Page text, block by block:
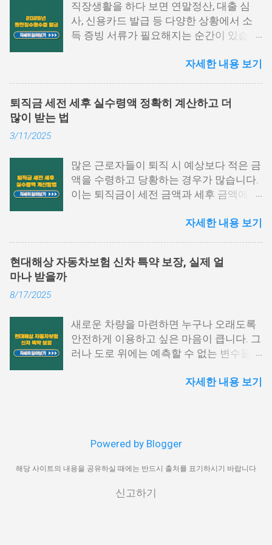
직장생활을 하다 보면 연말정산, 대출 심
사, 신용카드 발급 등 다양한 상황에서 소
득 증빙 서류가 필요해지는 순간이 있습니
년간의 급여와 세금 납부 내역을 한눈에 확
하는지, 어디에서 발급이 가능한지 막막하
국세청 홈택스에서 발급하는 방법 2. 모바
일 손택스 앱 이용법 3. 회사, 세무서에서도
발급 가능 4. 자주 묻는 질문 5. 맺음말 1.
수영수증 발급방법 중 가장 많이 활용되는
경로는 바로 국세청 홈택스입니다. 인증서
로그인만으로도 간단하게 발급받을 수 있
으며, PC 환경에서 활용도가 높습니다. 아
(카카오, PASS 등)을 통해 로그인합니다.
My홈택스 메뉴 선택 상단 메뉴에서 ‘My홈
택스’를 클릭하고 ‘연말정산 · 지급명세
인 ‘지급명세서 등 제출내역’을 눌러 해당
PDF 파일로 저장이 가능합니다. 보안 프로
보안 모듈 설치가 필요할 수 있으므로, 브
라우저 환경 설정을 미리 확인해 주세요.
홈택스에서의 발급은 가장 신뢰도 높은 방
자세한 내용 보기
퇴직금 세전 세후 실수령액 정확히 계산하고 더
많이 받는 법
3/11/2025
많은 근로자들이 퇴직 시 예상보다 적은 금
액을 수령하고 당황하는 경우가 많습니다.
이는 퇴직금이 세전 금액과 세후 금액에서
세후 실수령액 계산 방법을 정확히 이해하
니다. 이번 글에서는 퇴직금 계산법, 세금
기준으로 계산됩니다. 퇴직금 세전 세후
실수령액 계산 방법을 이해하려면, 먼저 세
전 기준으로 퇴직금을 산출해야 합니다. 1.
과 같습니다. 퇴직금=1일평균임금×30일
2. 평균임금 산정 방법 1일평균임금=(퇴직
예를 들어, 최근 3개월간 월급이 400만 원
이고, 연차수당과 상여금을 포함해 총
1,500만 원을 받은 경우를 가정하면, 1,500
자세한 내용 보기
현대해상 자동차보험 신차 특약 보장, 실제 얼
마나 받을까
8/17/2025
새로운 차량을 마련하면 누구나 오래도록
안전하게 이용하고 싶은 마음이 큽니다. 그
러나 도로 위에는 예측할 수 없는 변수들이
할 수 있습니다. 특히 신차의 경우 초기 가
마련된 제도가 바로 현대해상 자동차보험
구매 직후부터 일정 기간 동안 발생할 수
보험만으로는 충족하기 어려운 부분까지
자세한 내용 보기
Powered by Blogger
해당 사이트의 내용을 공유하실 때에는 반드시 출처를 표기하시기 바랍니다
신고하기